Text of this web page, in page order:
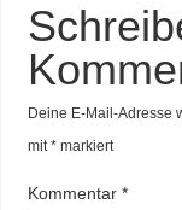
Deine E-Mail-Adresse
mit*markiert
Kommentar *